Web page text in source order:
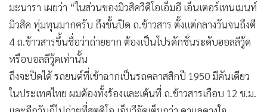
• SMEs
หุ้น
อินโดจีน
•
กองทุนรวม
• Celeb Online
• Factcheck
มะนารา เผยว่า “ในส่วนของมิวสิควีดีโอเอ็มอี เอ็นเตอร์เทนเมนท์
มิวสิค ทุ่มทุนมากครับ ถึงขั้นปิด ถ.ข้าวสาร ตั้งแต่กลางวันจนถึงตี
4 ถ.ข้าวสารขึ้นชื่อว่าถ่ายยาก ต้องเป็นโปรดักชั่นระดับฮอลลีวู้ด
หรือบอลลีวู้ดเท่านั้น
ถึงจะปิดได้ รถยนต์ที่เข้าฉากเป็นรถคลาสสิกปี 1950 มีคันเดียว
ในประเทศไทย ผมต้องทั้งร้องและเต้นที่ ถ.ข้าวสารเกือบ 12 ช.ม.